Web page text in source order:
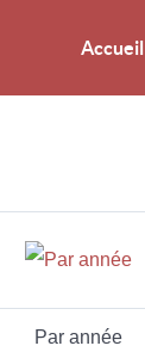
Accueil
Par année